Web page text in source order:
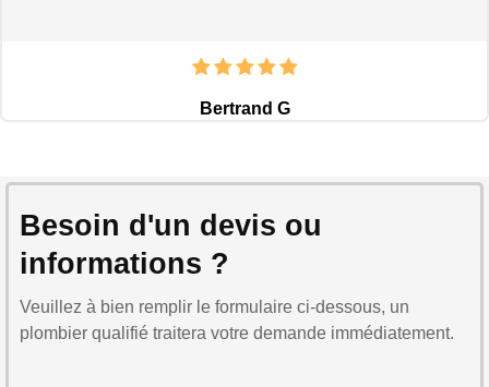
Bertrand G
Besoin d'un devis ou
informations ?
Veuillez à bien remplir le formulaire ci-dessous, un
plombier qualifié traitera votre demande immédiatement.